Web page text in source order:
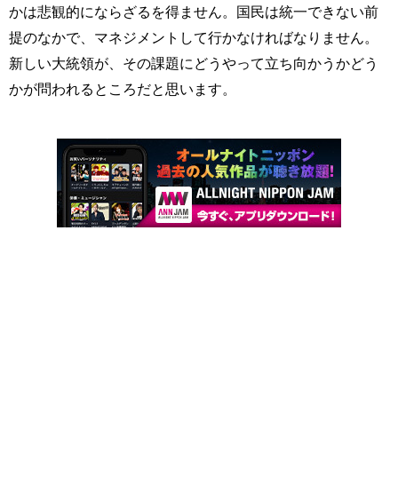
かは悲観的にならざるを得ません。国民は統一できない前
提のなかで、マネジメントして行かなければなりません。
新しい大統領が、その課題にどうやって立ち向かうかどう
かが問われるところだと思います。